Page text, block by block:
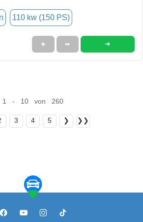
110 kw (150 PS)
★ ➦ ➜
1 - 10 von 260
3 4 5 ❯ ❯❯